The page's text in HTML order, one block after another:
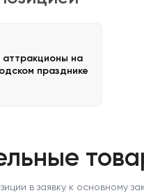
аттракционы на
празднике
в заявку к основному